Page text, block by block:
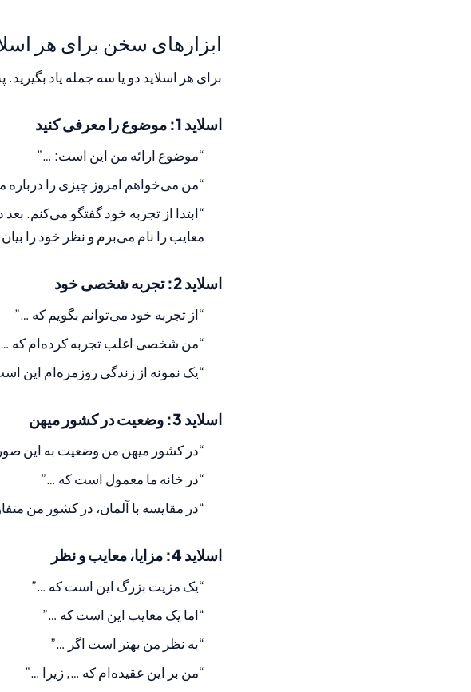
ابزارهای سخن برای هر
برای هر اسلاید دو یا سه جمله یاد
اسلاید 1: موضوع را معرفی کنید
“موضوع ارائه من این است: …”
“من می‌خواهم امروز چیزی را درباره
“ابتدا از تجربه خود گفتگو می‌کنم.
معایب را نام می‌برم و نظر خود را
اسلاید 2: تجربه شخصی خود
“از تجربه خود می‌توانم بگویم که …”
“من شخصی اغلب تجربه کرده‌ام که
“یک نمونه از زندگی روزمره‌ام این
اسلاید 3: وضعیت در کشور میهن
“در کشور میهن من وضعیت به این
“در خانه ما معمول است که …”
“در مقایسه با آلمان، در کشور من
اسلاید 4: مزایا، معایب و نظر
“یک مزیت بزرگ این است که …”
“اما یک معایب این است که …”
“به نظر من بهتر است اگر …”
“من بر این عقیده‌ام که …, زیرا …”